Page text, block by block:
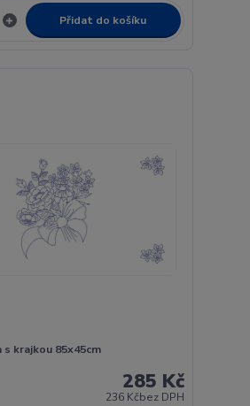
Přidat do košíku
krajkou 85x45cm
285 Kč
236 Kčbez DPH